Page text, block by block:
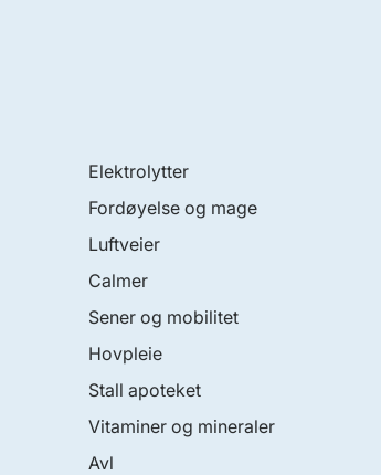
Elektrolytter
Fordøyelse og mage
Luftveier
Calmer
Sener og mobilitet
Hovpleie
Stall apoteket
Vitaminer og mineraler
Avl